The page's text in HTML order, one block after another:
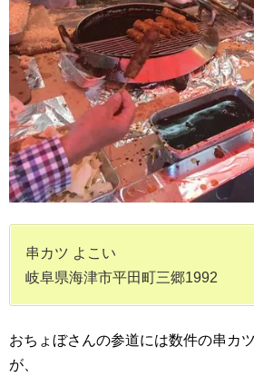
串カツ よこい
岐阜県海津市平田町三郷1992
おちょぼさんの参道には数件の串カ
が、